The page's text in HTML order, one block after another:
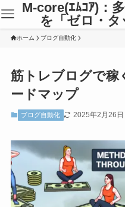
M-core(ｴﾑｺｱ)：
を「ゼロ・
ホーム ブログ自動化
筋トレブログで稼
ードマップ
ブログ自動化 2025年2月26日